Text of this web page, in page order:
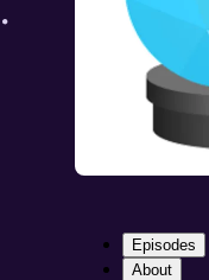
Episodes
About